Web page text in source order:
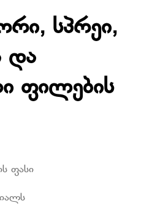
სპრეი,
და
ფილების
ფასი